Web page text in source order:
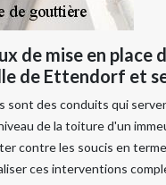
de mise en place
de Ettendorf et
sont des conduits qui
de la toiture d'un
contre les soucis en
ces interventions